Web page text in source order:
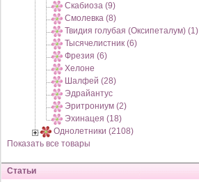
Скабиоза (9)
Смолевка (8)
Твидия голубая (Оксипеталум) (1)
Тысячелистник (6)
Фрезия (6)
Хелоне
Шалфей (28)
Эдрайантус
Эритрониум (2)
Эхинацея (18)
Однолетники (2108)
Показать все товары
Статьи